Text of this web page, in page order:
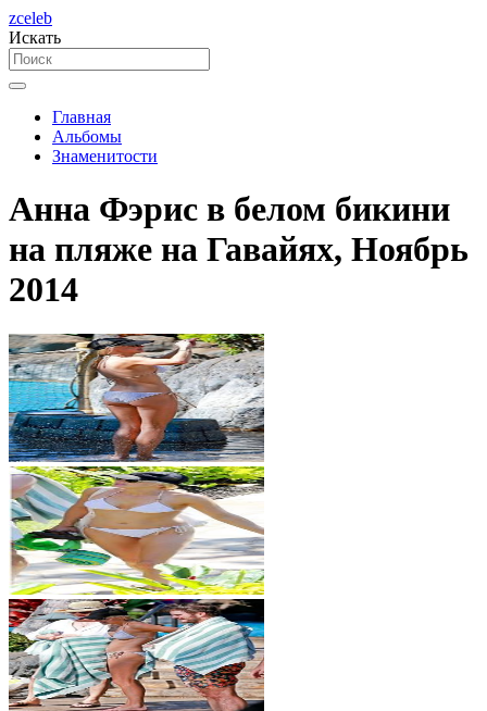
zceleb
Искать
Главная
Альбомы
Знаменитости
Анна Фэрис в белом бикини
на пляже на Гавайях, Ноябрь
2014